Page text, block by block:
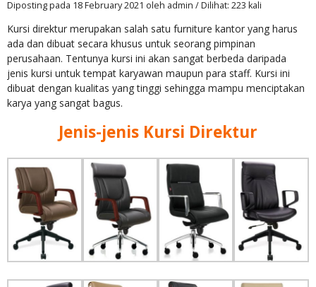
Diposting pada 18 February 2021 oleh admin / Dilihat: 223 kali
Kursi direktur merupakan salah satu furniture kantor yang harus
ada dan dibuat secara khusus untuk seorang pimpinan
perusahaan. Tentunya kursi ini akan sangat berbeda daripada
jenis kursi untuk tempat karyawan maupun para staff. Kursi ini
dibuat dengan kualitas yang tinggi sehingga mampu menciptakan
karya yang sangat bagus.
Jenis-jenis Kursi Direktur